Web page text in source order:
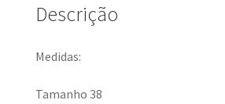
Descrição
Medidas:
Tamanho 38